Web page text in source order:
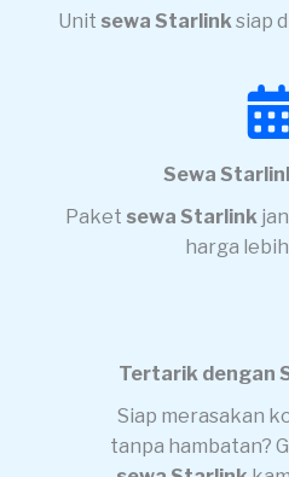
Unit sewa Starlinksiap
Sewa
Paket sewa Starlink
harga
Tertarik dengan
Siap merasakan
tanpa hambatan?